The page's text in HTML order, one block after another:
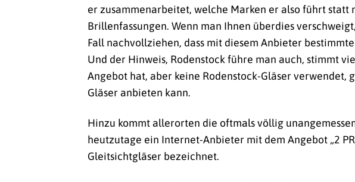
er zusammenarbeitet, welche Marken er also führt
Brillenfassungen. Wenn man Ihnen überdies
Fall nachvollziehen, dass mit diesem Anbieter
Und der Hinweis, Rodenstock führe man auch, stimmt
Angebot hat, aber keine Rodenstock-Gläser verwendet,
Gläser anbieten kann.
Hinzu kommt allerorten die oftmals völlig
heutzutage ein Internet-Anbieter mit dem Angebot „2
Gleitsichtgläser bezeichnet.